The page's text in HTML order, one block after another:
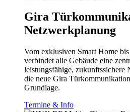
Gira
Netzwerkplanung
Vom exklusiven Smart Home
verbindet alle Gebäude eine
leistungsfähige, zukunftssichere
die neue Gira
Grundlage.
Termine & Info